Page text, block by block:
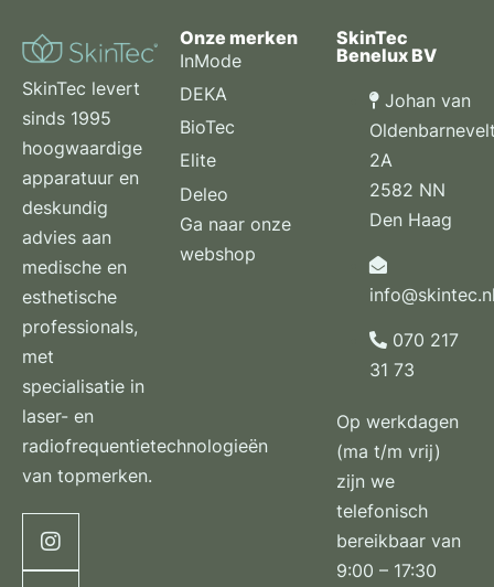
SkinTec levert
sinds 1995
hoogwaardige
apparatuur en
deskundig
advies aan
medische en
esthetische
professionals,
met
specialisatie in
laser- en
radiofrequentietechnologieën
van topmerken.
Onze merken
InMode
DEKA
BioTec
Elite
Deleo
Ga naar onze
webshop
SkinTec
Benelux BV
Johan van
2A
2582 NN
Den Haag
070 217
31 73
Op werkdagen
(ma t/m vrij)
zijn we
telefonisch
bereikbaar van
9:00 – 17:30